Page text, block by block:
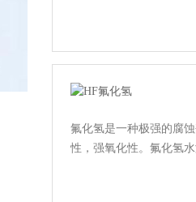
氟化氢是一种极强的腐
性，强氧化性。氟化氢